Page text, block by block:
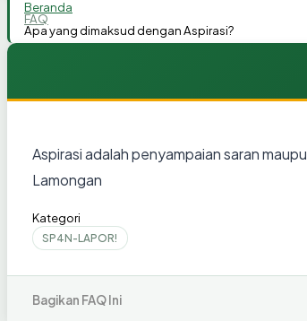
Beranda
FAQ
Apa yang dimaksud dengan Aspirasi?
Aspirasi adalah penyampaian saran
Lamongan
Kategori
SP4N-LAPOR!
Bagikan FAQ Ini